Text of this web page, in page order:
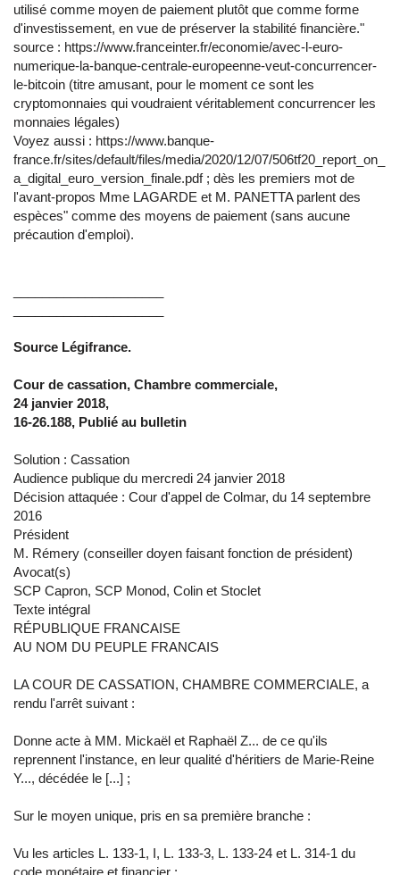
utilisé comme moyen de paiement plutôt que comme forme
d'investissement, en vue de préserver la stabilité financière."
source : https://www.franceinter.fr/economie/avec-l-euro-
numerique-la-banque-centrale-europeenne-veut-concurrencer-
le-bitcoin (titre amusant, pour le moment ce sont les
cryptomonnaies qui voudraient véritablement concurrencer les
monnaies légales)
Voyez aussi : https://www.banque-
france.fr/sites/default/files/media/2020/12/07/506tf20_report_on_
a_digital_euro_version_finale.pdf ; dès les premiers mot de
l'avant-propos Mme LAGARDE et M. PANETTA parlent des
espèces" comme des moyens de paiement (sans aucune
précaution d'emploi).
Source Légifrance.
Cour de cassation, Chambre commerciale,
24 janvier 2018,
16-26.188, Publié au bulletin
Solution : Cassation
Audience publique du mercredi 24 janvier 2018
Décision attaquée : Cour d'appel de Colmar, du 14 septembre
2016
Président
M. Rémery (conseiller doyen faisant fonction de président)
Avocat(s)
SCP Capron, SCP Monod, Colin et Stoclet
Texte intégral
RÉPUBLIQUE FRANCAISE
AU NOM DU PEUPLE FRANCAIS
LA COUR DE CASSATION, CHAMBRE COMMERCIALE, a
rendu l'arrêt suivant :
Donne acte à MM. Mickaël et Raphaël Z... de ce qu'ils
reprennent l'instance, en leur qualité d'héritiers de Marie-Reine
Y..., décédée le [...] ;
Sur le moyen unique, pris en sa première branche :
Vu les articles L. 133-1, I, L. 133-3, L. 133-24 et L. 314-1 du
code monétaire et financier ;